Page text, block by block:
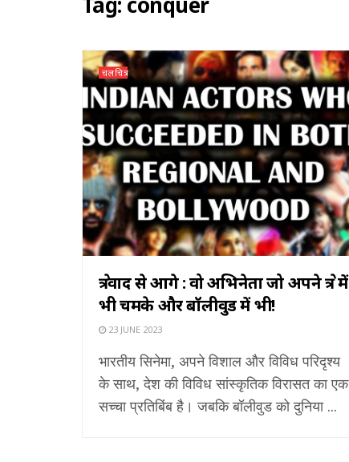
चलचित्र
क्षेत्रवाद से आगे : वो अभिनेता जो अपने क्षेत्र में
भी चमके और बॉलीवुड में भी!
23 JUNE 2023
भारतीय सिनेमा, अपने विशाल और विविध परिदृश्य
के साथ, देश की विविध सांस्कृतिक विरासत का एक
सच्चा प्रतिबिंब है। जबकि बॉलीवुड को दुनिया ...